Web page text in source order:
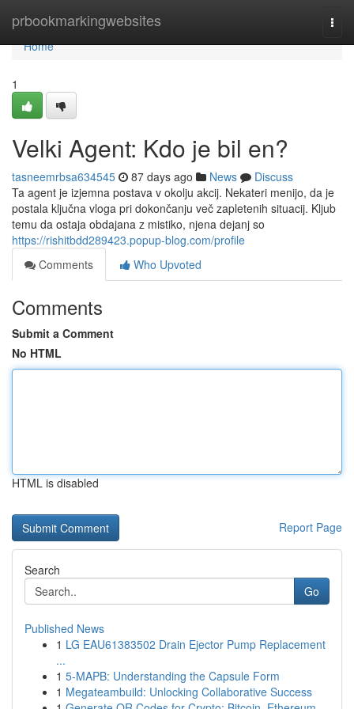
prbookmarkingwebsites
Home
Home
1
Velki Agent: Kdo je bil en?
tasneemrbsa634545 87 days ago News
Discuss
Ta agent je izjemna postava v okolju akcij. Nekateri menijo, da je
postala ključna vloga pri dokončanju več zapletenih situacij. Kljub
temu da ostaja obdajana z mistiko, njena dejanj so
https://rishitbdd289423.popup-blog.com/profile
Comments
Who Upvoted
Comments
Submit a Comment
No HTML
HTML is disabled
Report Page
Search
Go
Published News
1 LG EAU61383502 Drain Ejector Pump Replacement
...
1 5-MAPB: Understanding the Capsule Form
1 Megateambuild: Unlocking Collaborative Success